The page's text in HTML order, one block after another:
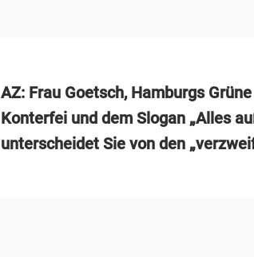
AZ: Frau Goetsch, Hamburgs
Konterfei und dem Slogan „Alles
unterscheidet Sie von den